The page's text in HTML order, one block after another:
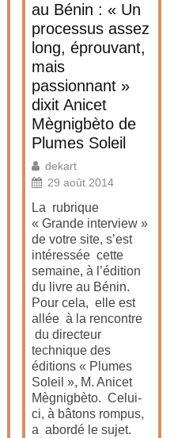
au Bénin : « Un
processus assez
long, éprouvant,
mais
passionnant »
dixit Anicet
Mègnigbèto de
Plumes Soleil
dekart
29 août 2014
La rubrique
« Grande interview »
de votre site, s’est
intéressée cette
semaine, à l’édition
du livre au Bénin.
Pour cela, elle est
allée à la rencontre
du directeur
technique des
éditions « Plumes
Soleil », M. Anicet
Mègnigbèto. Celui-
ci, à bâtons rompus,
a abordé le sujet.